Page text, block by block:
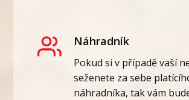
Náhradník
Pokud si v případě vaší
seženete za sebe
náhradníka, tak vám